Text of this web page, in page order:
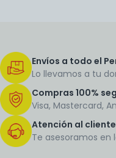
Envíos a todo el
Lo llevamos a tu
Compras 100%
Visa, Mastercard,
Atención al cliente
Te asesoramos en